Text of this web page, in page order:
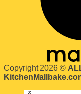
Copyright 2026 ©